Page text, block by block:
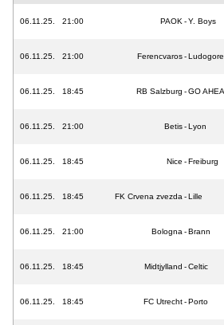
06.11.25. 21:00 PAOK -Y. Boys
06.11.25. 21:00 Ferencvaros-
06.11.25. 18:45 RB Salzburg -GO
06.11.25. 21:00 Betis-Lyon
06.11.25. 18:45 Nice -Freiburg
06.11.25. 18:45 FK Crvena zvezda -Lille
06.11.25. 21:00 Bologna -Brann
06.11.25. 18:45 Midtjylland -Celtic
06.11.25. 18:45 FC Utrecht-Porto